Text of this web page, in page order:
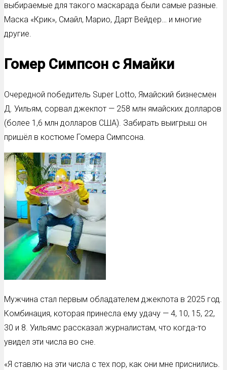
выбираемые для такого маскарада были самые разные.
Маска «Крик», Смайл, Марио, Дарт Вейдер… и многие
другие.
Гомер Симпсон с Ямайки
Очередной победитель Super Lotto, Ямайский бизнесмен
Д. Уильям, сорвал джекпот — 258 млн ямайских долларов
(более 1,6 млн долларов США). Забирать выигрыш он
пришёл в костюме Гомера Симпсона.
Мужчина стал первым обладателем джекпота в 2025 год.
Комбинация, которая принесла ему удачу — 4, 10, 15, 22,
30 и 8. Уильямс рассказал журналистам, что когда-то
увидел эти числа во сне.
«Я ставлю на эти числа с тех пор, как они мне приснились.